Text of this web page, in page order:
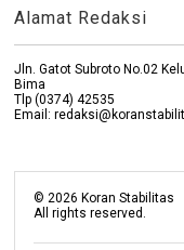
Alamat Redaksi
Jln. Gatot Subroto No.02
Bima
Tlp (0374) 42535
Email:
©2026 Koran Stabilitas
All rights reserved.